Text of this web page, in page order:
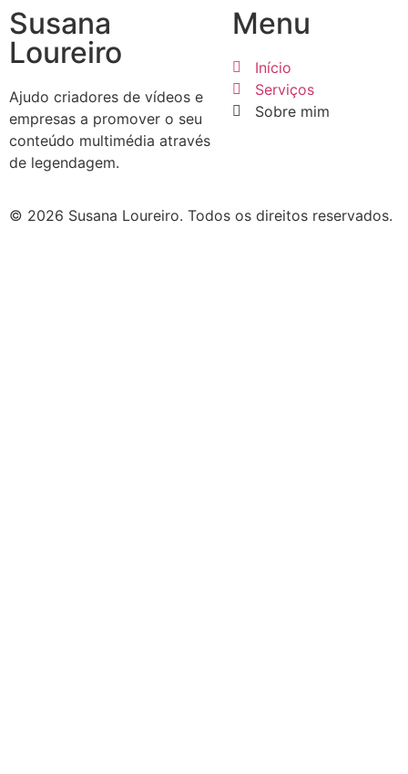
Susana
Loureiro
Ajudo criadores de vídeos e
empresas a promover o seu
conteúdo multimédia através
de legendagem.
Menu
Início
Serviços
Sobre mim
© 2026 Susana Loureiro. Todos os direitos reservados.